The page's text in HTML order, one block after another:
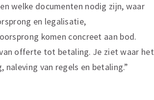
welke documenten nodig zijn, waar
en legalisatie,
komen concreet aan bod.
offerte tot betaling. Je ziet waar het
van regels en betaling.”